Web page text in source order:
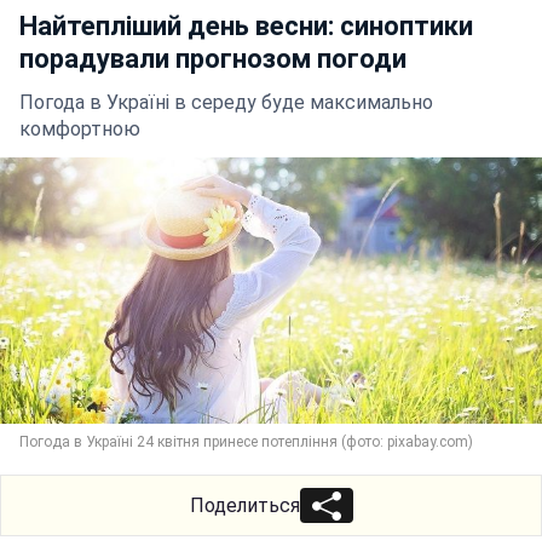
Найтепліший день весни: синоптики
порадували прогнозом погоди
Погода в Україні в середу буде максимально
комфортною
Погода в Україні 24 квітня принесе потепління (фото: pixabay.com)
Поделиться